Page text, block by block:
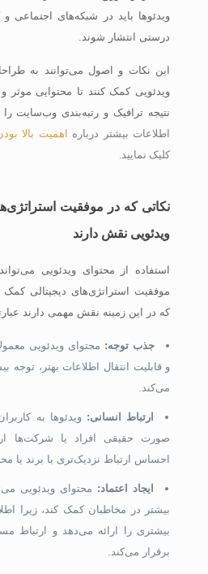
ویدئوها باید در شبکه‌های اجتماعی و
درستی انتشار شوند.
این نکات و اصول می‌توانند به
ویدئویی کمک کنند تا محتوایی موثر
نتیجه ترافیک و رتبه‌بندی وب‌سایت را
اطلاعات بیشتر درباره
اهمیت بالا
کلیک نمایید.
نکاتی که در موفقیت
ویدئویی نقش دارند
استفاده از محتوای ویدئویی
موفقیت استراتژی‌های دیجیتالی
که در این زمینه نقش مهمی دارند
جذب توجه: محتوای ویدئویی
و قابلیت انتقال اطلاعات بهتر، توجه
می‌کند.
ارتباط انسانی: ویدئوها به
صورت حقیقی افراد یا شرکت‌ها
احساس ارتباط نزدیک‌تری با برند یا
ایجاد اعتماد: محتوای ویدئویی
بیشتر در مخاطبان کمک کند، زیرا
بیشتری را ارائه می‌دهد و ارتباط
برقرار می‌کند.